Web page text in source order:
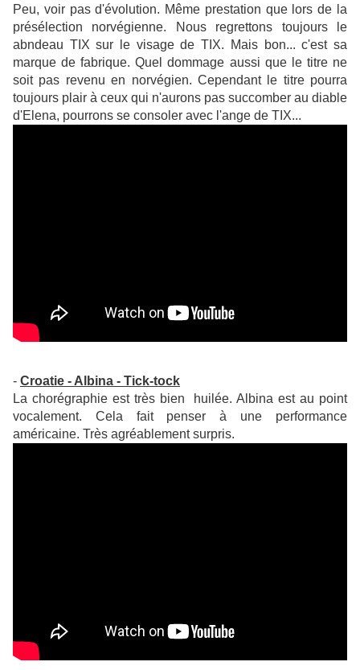
Peu, voir pas d'évolution. Même prestation que lors de la
présélection norvégienne. Nous regrettons toujours le
abndeau TIX sur le visage de TIX. Mais bon... c'est sa
marque de fabrique. Quel dommage aussi que le titre ne
soit pas revenu en norvégien. Cependant le titre pourra
toujours plair à ceux qui n'aurons pas succomber au diable
d'Elena, pourrons se consoler avec l'ange de TIX...
- Croatie - Albina - Tick-tock
La chorégraphie est très bien huilée. Albina est au point
vocalement. Cela fait penser à une performance
américaine. Très agréablement surpris.